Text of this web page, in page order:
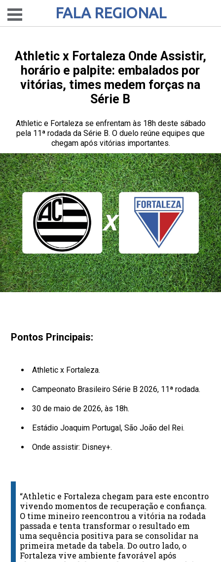
FALA REGIONAL
Athletic x Fortaleza Onde Assistir,
horário e palpite: embalados por
vitórias, times medem forças na
Série B
Athletic e Fortaleza se enfrentam às 18h deste sábado
pela 11ª rodada da Série B. O duelo reúne equipes que
chegam após vitórias importantes.
Pontos Principais:
Athletic x Fortaleza.
Campeonato Brasileiro Série B 2026, 11ª rodada.
30 de maio de 2026, às 18h.
Estádio Joaquim Portugal, São João del Rei.
Onde assistir: Disney+.
“Athletic e Fortaleza chegam para este encontro
vivendo momentos de recuperação e confiança.
O time mineiro reencontrou a vitória na rodada
passada e tenta transformar o resultado em
uma sequência positiva para se consolidar na
primeira metade da tabela. Do outro lado, o
Fortaleza vive ambiente favorável após